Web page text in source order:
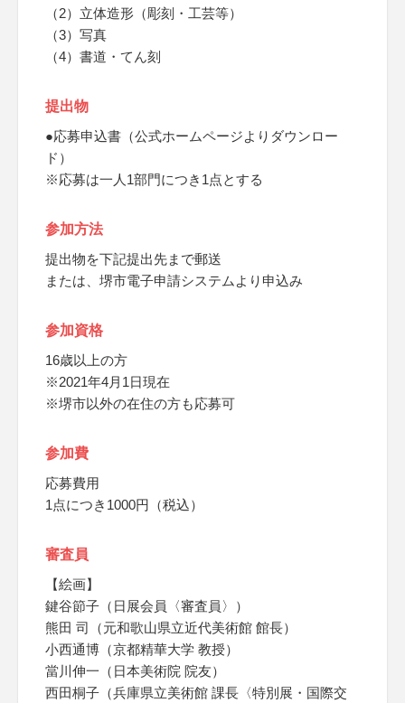
（2）立体造形（彫刻・工芸等）
（3）写真
（4）書道・てん刻
提出物
●応募申込書（公式ホームページよりダウンロー
ド）
※応募は一人1部門につき1点とする
参加方法
提出物を下記提出先まで郵送
または、堺市電子申請システムより申込み
参加資格
16歳以上の方
※2021年4月1日現在
※堺市以外の在住の方も応募可
参加費
応募費用
1点につき1000円（税込）
審査員
【絵画】
鍵谷節子（日展会員〈審査員〉）
熊田 司（元和歌山県立近代美術館 館長）
小西通博（京都精華大学 教授）
當川伸一（日本美術院 院友）
西田桐子（兵庫県立美術館 課長〈特別展・国際交